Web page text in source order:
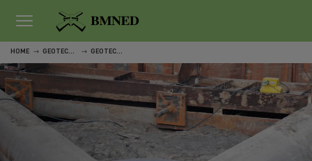
HOME GEOTECHNISCH VELDWERK GEOTECHNISCH VELDWERK